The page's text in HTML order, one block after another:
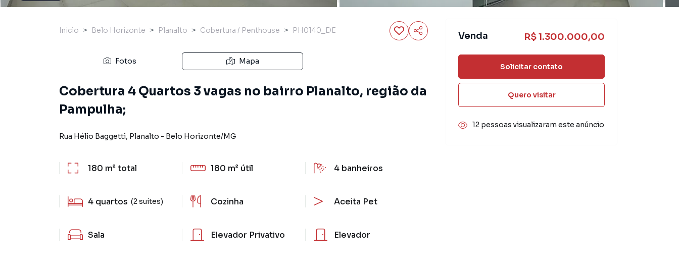
Início Belo Horizonte Planalto Cobertura / Penthouse PH0140_DE
Fotos Mapa
Cobertura 4 Quartos 3 vagas no bairro Planalto, região da
Pampulha;
Rua Hélio Baggetti, Planalto - Belo Horizonte/MG
180 m²total 180 m² útil 4 banheiros
4 quartos (2 suítes) Cozinha Aceita Pet
Sala Elevador Privativo Elevador
Venda R$ 1.300.000,00
Solicitar contato
Quero visitar
12 pessoas visualizaram este anúncio